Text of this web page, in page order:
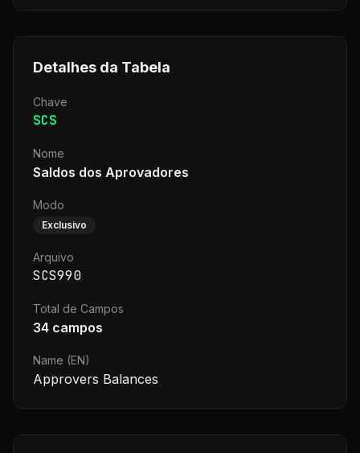
Detalhes da Tabela
Chave
SCS
Nome
Saldos dos Aprovadores
Modo
Exclusivo
Arquivo
SCS990
Total de Campos
34 campos
Name (EN)
Approvers Balances